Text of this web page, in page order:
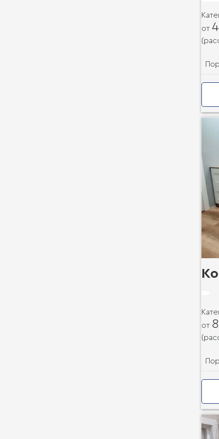
от
от